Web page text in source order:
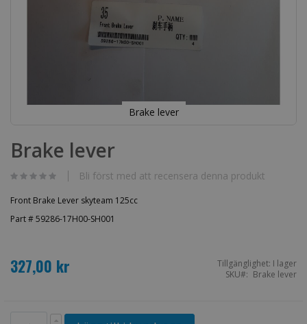
Brake lever
till
början
bildgalleriet
Brake lever
Bli först med att recensera denna produkt
Front Brake Lever skyteam 125cc
Part # 59286-17H00-SH001
327,00 kr Tillgänglighet: I lager
SKU
Brake lever